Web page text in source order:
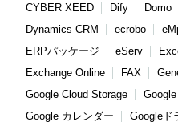
CYBER XEED
Dify Domo
Dynamics CRM
ecrobo
ERPパッケージ
eServ
Exchange Online
FAX
Google Cloud Storage
Google カレンダー
Googleド